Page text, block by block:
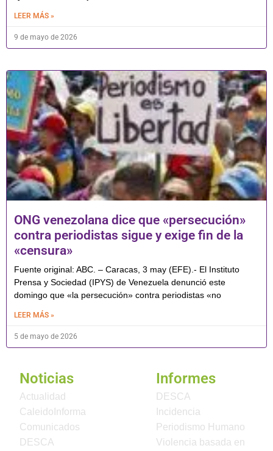
LEER MÁS »
9 de mayo de 2026
ONG venezolana dice que «persecución»
contra periodistas sigue y exige fin de la
«censura»
Fuente original: ABC. – Caracas, 3 may (EFE).- El Instituto
Prensa y Sociedad (IPYS) de Venezuela denunció este
domingo que «la persecución» contra periodistas «no
LEER MÁS »
5 de mayo de 2026
Noticias
Actualidad
CaleidoInforma
Comunicados
DESCA
Informes
DESCA
Incidencia
Periodismo Humano
Violencia basada en